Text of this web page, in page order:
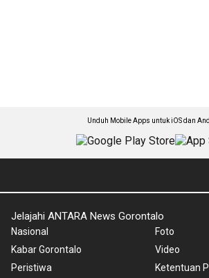
Unduh Mobile Apps untuk iOS dan
Jelajahi ANTARA News Gorontalo
Nasional
Kabar Gorontalo
Peristiwa
Foto
Video
Ketentuan